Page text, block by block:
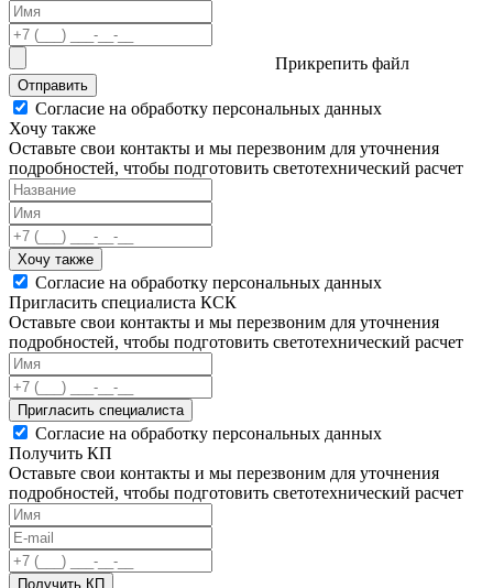
Прикрепить файл
Отправить
Согласие на обработку персональных данных
Хочу также
Оставьте свои контакты и мы перезвоним для уточнения
подробностей, чтобы подготовить светотехнический расчет
Хочу также
Согласие на обработку персональных данных
Пригласить специалиста КСК
Оставьте свои контакты и мы перезвоним для уточнения
подробностей, чтобы подготовить светотехнический расчет
Пригласить специалиста
Согласие на обработку персональных данных
Получить КП
Оставьте свои контакты и мы перезвоним для уточнения
подробностей, чтобы подготовить светотехнический расчет
Получить КП